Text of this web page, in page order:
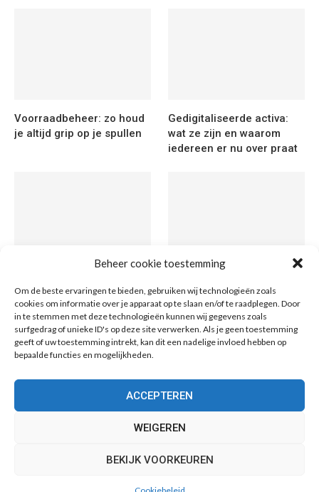
Beheer cookie toestemming
Om de beste ervaringen te bieden, gebruiken wij technologieën zoals
cookies om informatie over je apparaat op te slaan en/of te raadplegen. Door
in te stemmen met deze technologieën kunnen wij gegevens zoals
surfgedrag of unieke ID's op deze site verwerken. Als je geen toestemming
geeft of uw toestemming intrekt, kan dit een nadelige invloed hebben op
bepaalde functies en mogelijkheden.
ACCEPTEREN
WEIGEREN
BEKIJK VOORKEUREN
Voorraadbeheer: zo houd
je altijd grip op je spullen
Gedigitaliseerde activa:
wat ze zijn en waarom
iedereen er nu over praat
metaverse: wat is het en
wat is het waard?
van tekstverwerkende
eenheden tot digitale
munten
@2019 - All Right Reserved. Designed and Developed by